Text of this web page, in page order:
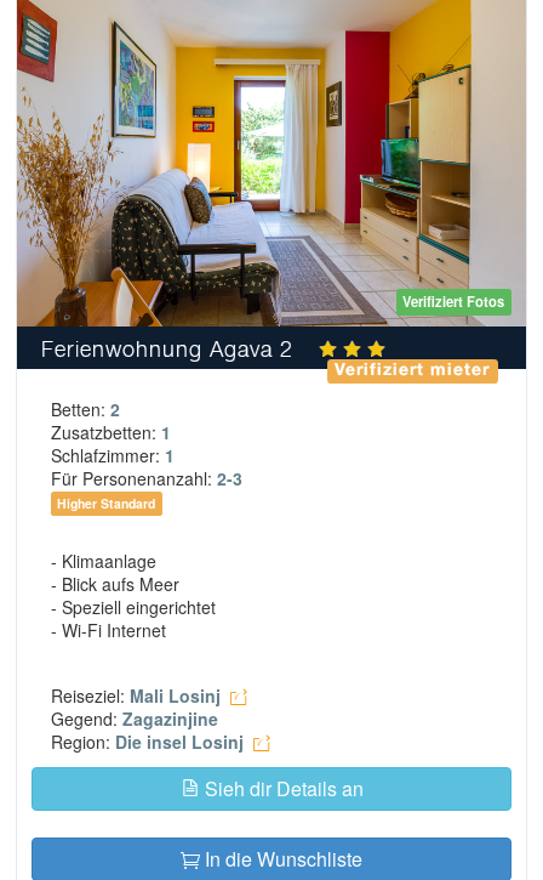
Verifiziert Fotos
Ferienwohnung Agava 2
Verifiziert mieter
Betten: 2
Zusatzbetten: 1
Schlafzimmer: 1
Für Personenanzahl: 2-3
Higher Standard
- Klimaanlage
- Blick aufs Meer
- Speziell eingerichtet
- Wi-Fi Internet
Reiseziel: Mali Losinj
Gegend: Zagazinjine
Region: Die insel Losinj
Sieh dir Details an
In die Wunschliste